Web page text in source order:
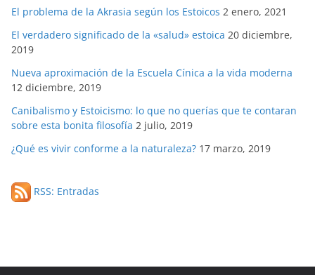
El problema de la Akrasia según los Estoicos 2 enero, 2021
El verdadero significado de la «salud» estoica 20 diciembre,
2019
Nueva aproximación de la Escuela Cínica a la vida moderna
12 diciembre, 2019
Canibalismo y Estoicismo: lo que no querías que te contaran
sobre esta bonita filosofía 2 julio, 2019
¿Qué es vivir conforme a la naturaleza? 17 marzo, 2019
RSS: Entradas